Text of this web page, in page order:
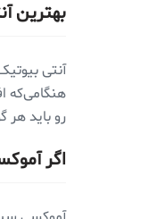
بهترین
آنتی
هنگامی‌که
رو باید هر
اگر